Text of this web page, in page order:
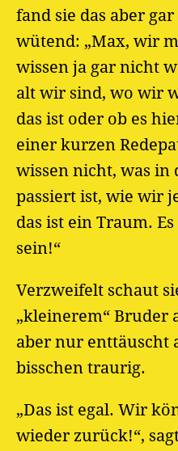
fand sie das aber
wütend: „Max, wir
wissen ja gar nicht
alt wir sind, wo wir
das ist oder ob es
einer kurzen
wissen nicht, was in
passiert ist, wie wir
das ist ein Traum.
sein!“
Verzweifelt schaut
„kleinerem“ Bruder
aber nur enttäuscht
bisschen traurig.
„Das ist egal. Wir
wieder zurück!“,